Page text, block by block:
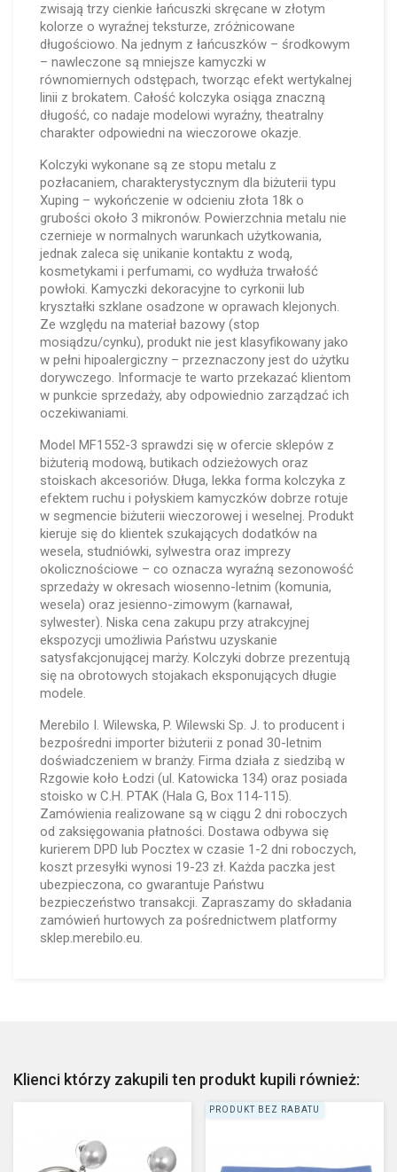
zwisają trzy cienkie łańcuszki skręcane w złotym
kolorze o wyraźnej teksturze, zróżnicowane
długościowo. Na jednym z łańcuszków – środkowym
– nawleczone są mniejsze kamyczki w
równomiernych odstępach, tworząc efekt wertykalnej
linii z brokatem. Całość kolczyka osiąga znaczną
długość, co nadaje modelowi wyraźny, theatralny
charakter odpowiedni na wieczorowe okazje.
Kolczyki wykonane są ze stopu metalu z
pozłacaniem, charakterystycznym dla biżuterii typu
Xuping – wykończenie w odcieniu złota 18k o
grubości około 3 mikronów. Powierzchnia metalu nie
czernieje w normalnych warunkach użytkowania,
jednak zaleca się unikanie kontaktu z wodą,
kosmetykami i perfumami, co wydłuża trwałość
powłoki. Kamyczki dekoracyjne to cyrkonii lub
kryształki szklane osadzone w oprawach klejonych.
Ze względu na materiał bazowy (stop
mosiądzu/cynku), produkt nie jest klasyfikowany jako
w pełni hipoalergiczny – przeznaczony jest do użytku
dorywczego. Informacje te warto przekazać klientom
w punkcie sprzedaży, aby odpowiednio zarządzać ich
oczekiwaniami.
Model MF1552-3 sprawdzi się w ofercie sklepów z
biżuterią modową, butikach odzieżowych oraz
stoiskach akcesoriów. Długa, lekka forma kolczyka z
efektem ruchu i połyskiem kamyczków dobrze rotuje
w segmencie biżuterii wieczorowej i weselnej. Produkt
kieruje się do klientek szukających dodatków na
wesela, studniówki, sylwestra oraz imprezy
okolicznościowe – co oznacza wyraźną sezonowość
sprzedaży w okresach wiosenno-letnim (komunia,
wesela) oraz jesienno-zimowym (karnawał,
sylwester). Niska cena zakupu przy atrakcyjnej
ekspozycji umożliwia Państwu uzyskanie
satysfakcjonującej marży. Kolczyki dobrze prezentują
się na obrotowych stojakach eksponujących długie
modele.
Merebilo I. Wilewska, P. Wilewski Sp. J. to producent i
bezpośredni importer biżuterii z ponad 30-letnim
doświadczeniem w branży. Firma działa z siedzibą w
Rzgowie koło Łodzi (ul. Katowicka 134) oraz posiada
stoisko w C.H. PTAK (Hala G, Box 114-115).
Zamówienia realizowane są w ciągu 2 dni roboczych
od zaksięgowania płatności. Dostawa odbywa się
kurierem DPD lub Pocztex w czasie 1-2 dni roboczych,
koszt przesyłki wynosi 19-23 zł. Każda paczka jest
ubezpieczona, co gwarantuje Państwu
bezpieczeństwo transakcji. Zapraszamy do składania
zamówień hurtowych za pośrednictwem platformy
sklep.merebilo.eu.
Klienci którzy zakupili ten produkt kupili również:
PRODUKT BEZ RABATU